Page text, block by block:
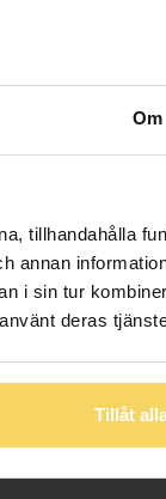
Om
tillhandahålla
annan
i sin tur
deras
Tillåt